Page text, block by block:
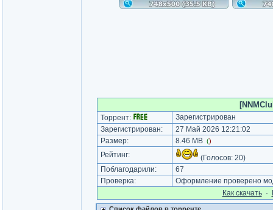
Торрент:
Зарегистрирован
Зарегистрирован:
27 Май 2026 12:21:02
Размер:
8.46 MB ()
Рейтинг: (Голосов: 20)
Поблагодарили:
67
Проверка:
Оформление проверено
Как cкачать·